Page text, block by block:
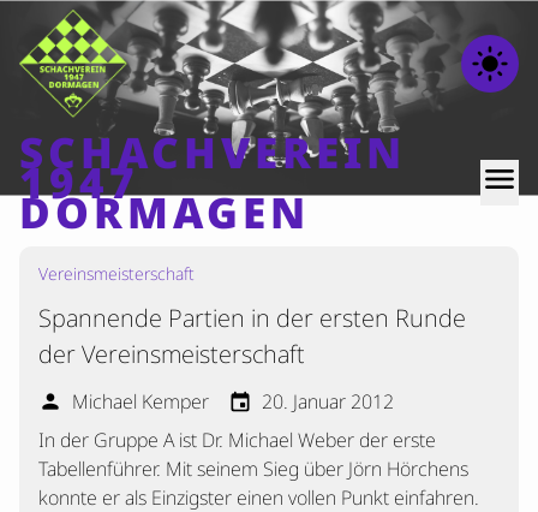
light_mode
SCHACHVEREIN
1947
DORMAGEN
menu
Home
Beiträge
Mannschaften
Ranglisten
Termine
Verschiedenes
Vereinsmeisterschaft
Spannende Partien in der ersten Runde
der Vereinsmeisterschaft
person Michael Kemper event 20. Januar 2012
In der Gruppe A ist Dr. Michael Weber der erste
Tabellenführer. Mit seinem Sieg über Jörn Hörchens
konnte er als Einzigster einen vollen Punkt einfahren.